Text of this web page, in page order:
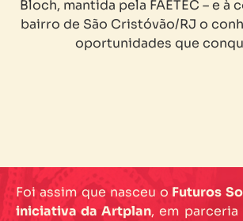
Bloch, mantida pela FAETEC – e à
bairro de São Cristóvão/RJ o
oportunidades que
Foi assim que nasceu o Futuros
iniciativa da Artplan, em